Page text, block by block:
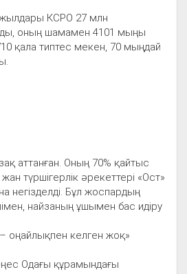
КСРО 27 млн
оның шамамен 4101 мыңы
қала типтес мекен, 70 мыңдай
аттанған. Оның 70% қайтыс
түршігерлік әрекеттері «Ост»
негізделді. Бұл жоспардың
найзаның ұшымен бас идіру
оңайлықпен келген жоқ»
Одағы құрамындағы